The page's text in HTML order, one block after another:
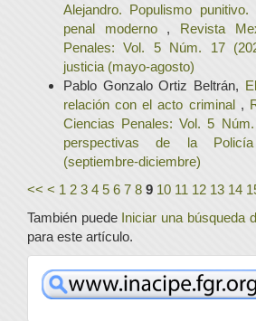
Alejandro. Populismo
penal moderno ,
Revista
Penales: Vol. 5 Núm. 17
justicia (mayo-agosto)
Pablo Gonzalo Ortiz Beltrán,
relación con el acto criminal ,
Ciencias Penales: Vol. 5
perspectivas de la
(septiembre-diciembre)
<< < 1 2 3 4 5 6 7 8 9 10 11 12 13 14
También puede Iniciar una búsqueda
para este artículo.
www